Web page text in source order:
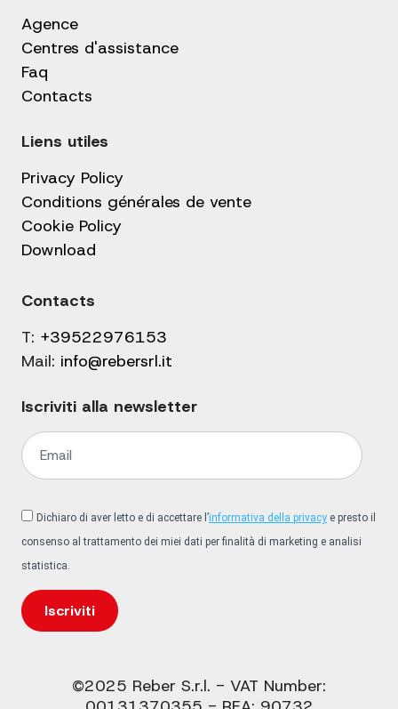
Agence
Centres d'assistance
Faq
Contacts
Liens utiles
Privacy Policy
Conditions générales de vente
Cookie Policy
Download
Contacts
T: +39522976153
Mail: info@rebersrl.it
Iscriviti alla newsletter
Dichiaro di aver letto e di accettare l’informativa della privacy e presto il
consenso al trattamento dei miei dati per finalità di marketing e analisi
statistica.
Iscriviti
©2025 Reber S.r.l. - VAT Number: